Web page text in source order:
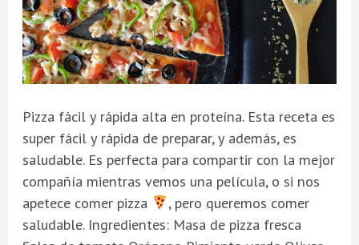
Pizza fácil y rápida alta en proteína. Esta receta es
super fácil y rápida de preparar, y además, es
saludable. Es perfecta para compartir con la mejor
compañía mientras vemos una película, o si nos
apetece comer pizza
, pero queremos comer
saludable. Ingredientes: Masa de pizza fresca